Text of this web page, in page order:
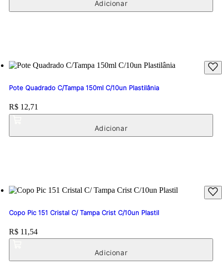
Pote Quadrado C/Tampa 150ml C/10un Plastilânia
Price:
R$ 12,71
Copo Pic 151 Cristal C/ Tampa Crist C/10un Plastil
Price:
R$ 11,54